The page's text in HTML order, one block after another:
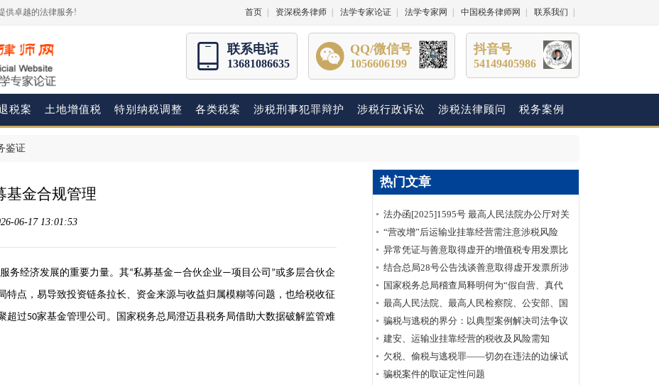
供卓越的法律服务! 首页 资深税务律师 法学专家论证 法学专家网 中国税务律师网 联系我们
联系电话
13681086635
QQ/微信号
1056606199
抖音号
54149405986
税案 土地增值税 特别纳税调整 各类税案 涉税刑事犯罪辩护 涉税行政诉讼 涉税法律顾问 税务案例
鉴证
基金合规管理
06-17 13:01:53
务经济发展的重要力量。其“私募基金—合伙企业—项目公司 ”或多层合伙企
特点，易导致投资链条拉长、资金来源与收益归属模糊等问题，也给税收征
超过50家基金管理公司。国家税务总局澄迈县税务局借助大数据破解监管难
热门文章
法办函[2025]1595号 最高人民法院办公厅对关
于明确虚开增值税专用发票“虚抵进项税额”行
为性质建议的答复
“营改增”后运输业挂靠经营需注意涉税风险
异常凭证与善意取得虚开的增值税专用发票比
较分析
结合总局28号公告浅谈善意取得虚开发票所涉
及的企业所得税如何处理？
国家税务总局稽查局释明何为“假自营、真代
理”
最高人民法院、最高人民检察院、公安部、国
家安全部、司法部印发《关于适用认罪认罚从
宽制度的指导意见》的通知
骗税与逃税的界分：以典型案例解决司法争议
建安、运输业挂靠经营的税收及风险需知
欠税、偷税与逃税罪——切勿在违法的边缘试
探
骗税案件的取证定性问题